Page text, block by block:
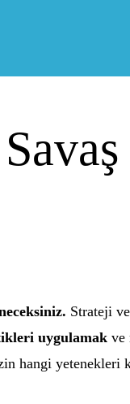
Strateji ve
uygulamak ve
hangi yetenekleri